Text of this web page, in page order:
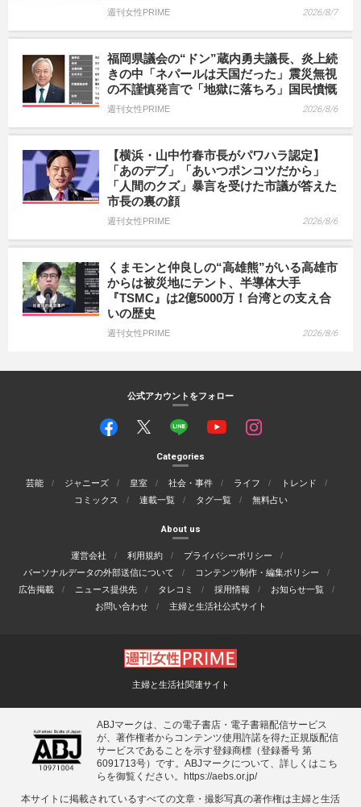
週刊女性PRIME 2026/8/7
福岡県議会の“ドン”蔵内勇夫議長、炎上続
きの中「ネパールは天国だった」震災無視
の不謹慎発言で「地獄に落ちろ」国民憤慨
週刊女性PRIME 2026/8/6
【横浜・山中竹春市長がパワハラ認定】
「あのデブ」「あいつポンコツだから」
「人間のクズ」暴言を受けた市議が答えた
市長の裏の顔
週刊女性PRIME 2026/8/6
くまモンと仲良しの“高雄熊”がいる高雄市
からは被災地にテント、半導体大手
『TSMC』は2億5000万！台湾との支え合
いの歴史
週刊女性PRIME 2026/8/6
公式アカウントをフォロー
Categories
芸能 ジャニーズ 皇室 社会・事件 ライフ
トレンド
コミックス
連載一覧 タグ一覧 無料占い
About us
運営会社 利用規約
プライバシーポリシー
パーソナルデータの外部送信について
コンテンツ制作・編集ポリシー
広告掲載
ニュース提供先 タレコミ 採用情報
お知らせ一覧
お問い合わせ
主婦と生活社公式サイト
主婦と生活社関連サイト
ABJマークは、この電子書店・電子書籍配信サービス
が、著作権者からコンテンツ使用許諾を得た正規版配信
サービスであることを示す登録商標（登録番号 第
6091713号）です。ABJマークについて、詳しくはこち
らを御覧ください。 https://aebs.or.jp/
本サイトに掲載されているすべての⽂章・撮影写真の著作権は主婦と⽣活